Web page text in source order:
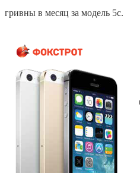
гривны в месяц за модель 5c.